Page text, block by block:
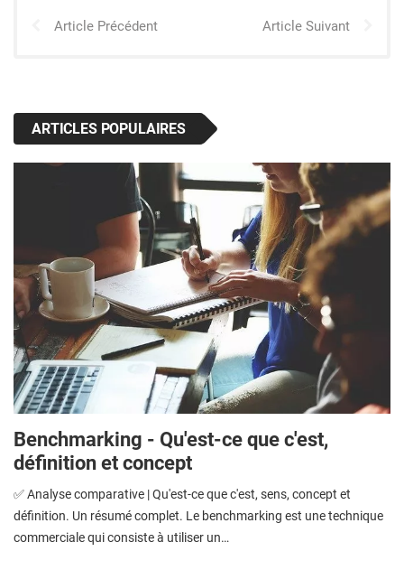
Article Précédent Article Suivant
ARTICLES POPULAIRES
Benchmarking - Qu'est-ce que c'est,
définition et concept
✅ Analyse comparative | Qu'est-ce que c'est, sens, concept et
définition. Un résumé complet. Le benchmarking est une technique
commerciale qui consiste à utiliser un…